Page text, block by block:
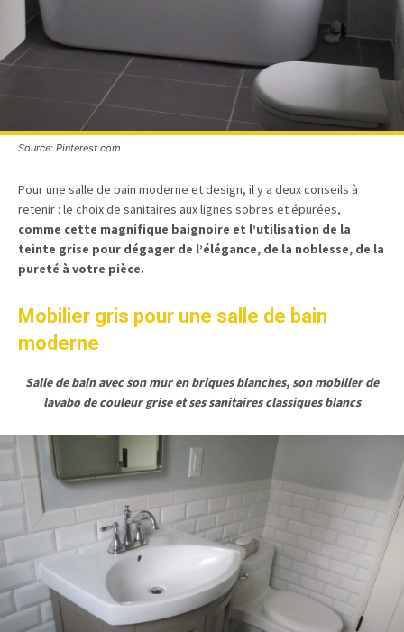
Source: Pinterest.com
Pour une salle de bain moderne et design, il y a deux conseils à
retenir : le choix de sanitaires aux lignes sobres et épurées,
comme cette magnifique baignoire et l’utilisation de la
teinte grise pour dégager de l’élégance, de la noblesse, de la
pureté à votre pièce.
Mobilier gris pour une salle de bain
moderne
Salle de bain avec son mur en briques blanches, son mobilier de
lavabo de couleur grise et ses sanitaires classiques blancs